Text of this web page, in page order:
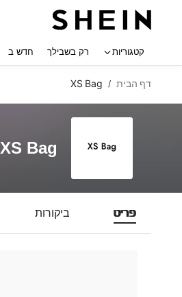
קטגוריות רק בשבילך חדש ב
דף הבית /
XS Bag
XS Bag
פריט ביקורות